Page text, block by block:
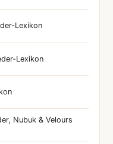
Lexikon
Lexikon
Nubuk & Velours